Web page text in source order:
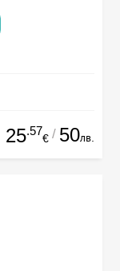
25.57
€ / 50лв.